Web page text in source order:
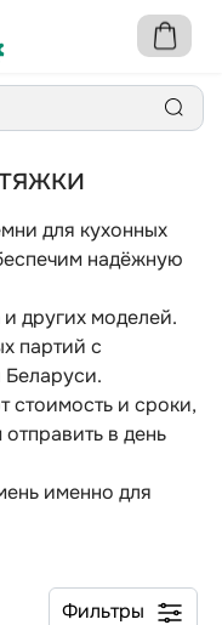
для кухонных
надёжную
других моделей.
партий с
Беларуси.
стоимость и сроки,
в день
именно для
Фильтры